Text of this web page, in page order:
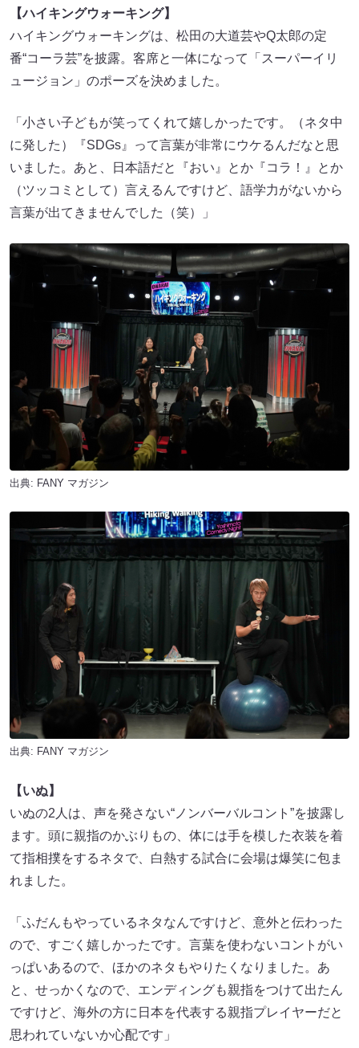
【ハイキングウォーキング】
ハイキングウォーキングは、松田の大道芸やQ太郎の定
番“コーラ芸”を披露。客席と一体になって「スーパーイリ
ュージョン」のポーズを決めました。
「小さい子どもが笑ってくれて嬉しかったです。（ネタ中
に発した）『SDGs』って言葉が非常にウケるんだなと思
いました。あと、日本語だと『おい』とか『コラ！』とか
（ツッコミとして）言えるんですけど、語学力がないから
言葉が出てきませんでした（笑）」
出典: FANY マガジン
出典: FANY マガジン
【いぬ】
いぬの2人は、声を発さない“ノンバーバルコント”を披露し
ます。頭に親指のかぶりもの、体には手を模した衣装を着
て指相撲をするネタで、白熱する試合に会場は爆笑に包ま
れました。
「ふだんもやっているネタなんですけど、意外と伝わった
ので、すごく嬉しかったです。言葉を使わないコントがい
っぱいあるので、ほかのネタもやりたくなりました。あ
と、せっかくなので、エンディングも親指をつけて出たん
ですけど、海外の方に日本を代表する親指プレイヤーだと
思われていないか心配です」